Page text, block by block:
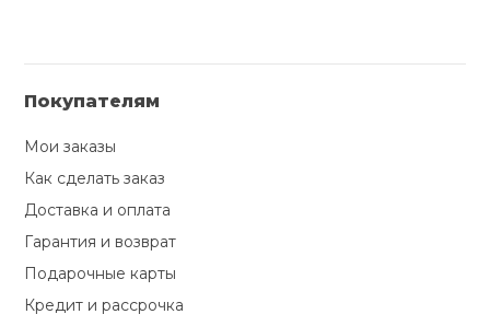
Покупателям
Мои заказы
Как сделать заказ
Доставка и оплата
Гарантия и возврат
Подарочные карты
Кредит и рассрочка